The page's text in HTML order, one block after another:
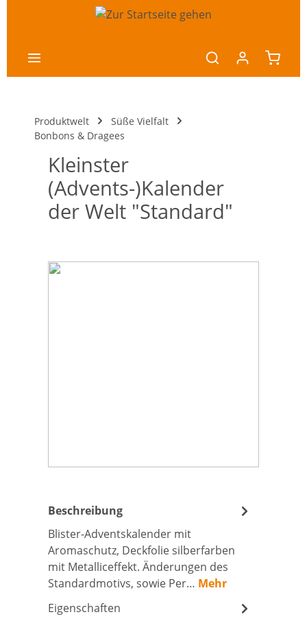
Produktwelt
Süße Vielfalt
Bonbons & Dragees
Kleinster
(Advents-)Kalender
der Welt "Standard"
Bildergalerie überspringen
Beschreibung
Blister-Adventskalender mit
Aromaschutz, Deckfolie silberfarben
mit Metalliceffekt. Änderungen des
Standardmotivs, sowie Per… Mehr
Eigenschaften